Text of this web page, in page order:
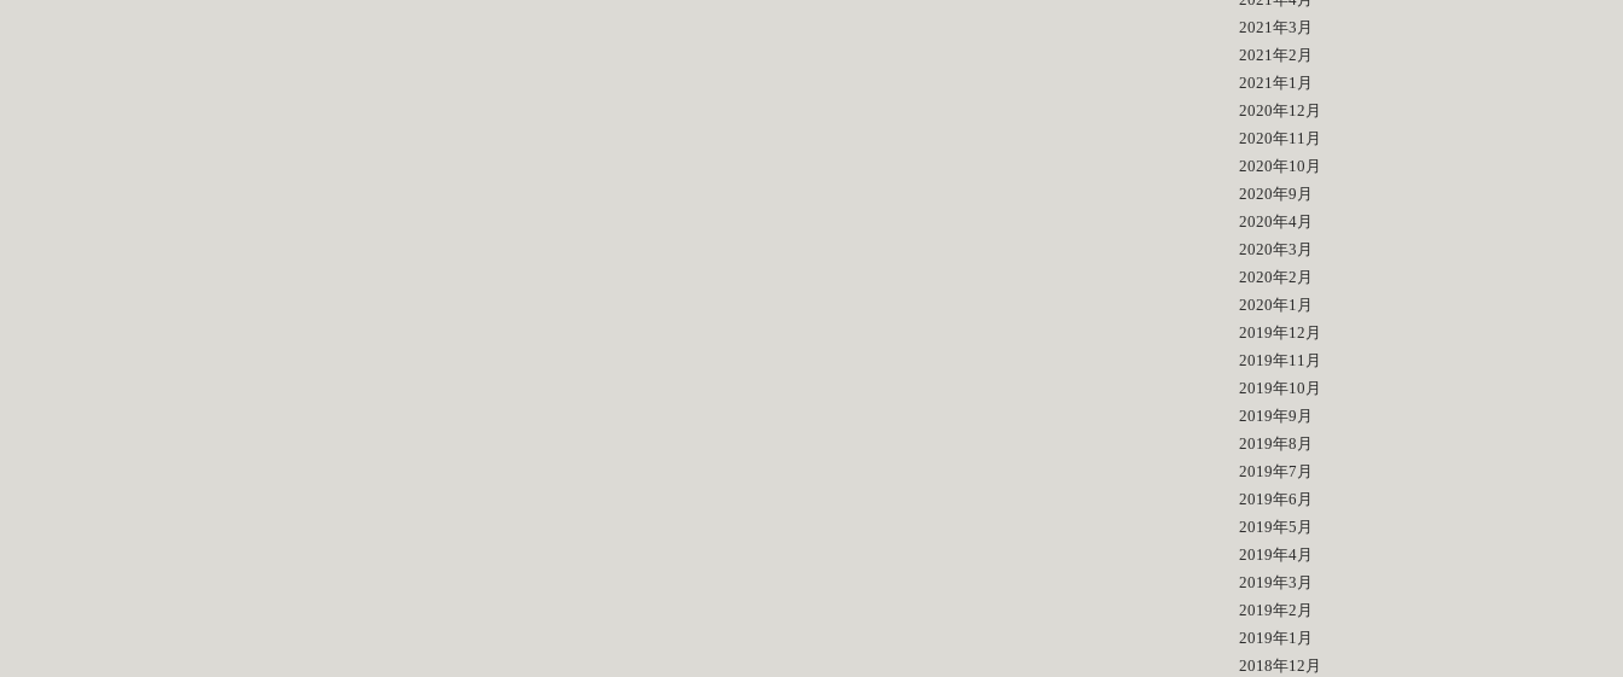
2021年3月
2021年2月
2021年1月
2020年12月
2020年11月
2020年10月
2020年9月
2020年4月
2020年3月
2020年2月
2020年1月
2019年12月
2019年11月
2019年10月
2019年9月
2019年8月
2019年7月
2019年6月
2019年5月
2019年4月
2019年3月
2019年2月
2019年1月
2018年12月